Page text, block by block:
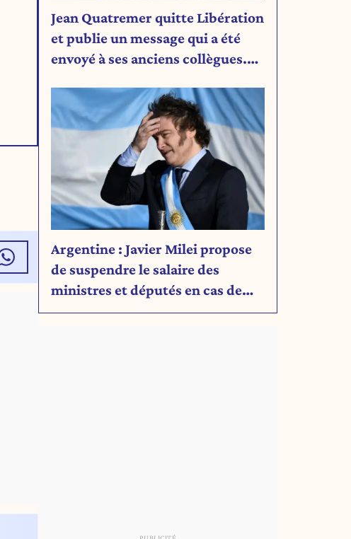
Jean Quatremer quitte Libération
et publie un message qui a été
envoyé à ses anciens collègues.
Argentine : Javier Milei propose
de suspendre le salaire des
ministres et députés en cas de
déficit budgétaire